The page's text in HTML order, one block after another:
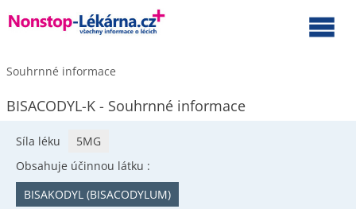
Souhrnné informace
BISACODYL-K - Souhrnné informace
Síla léku
5MG
Obsahuje účinnou látku :
BISAKODYL (BISACODYLUM)